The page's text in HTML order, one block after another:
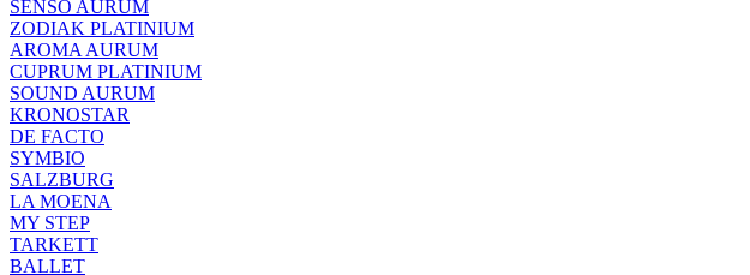
SENSO AURUM
ZODIAK PLATINIUM
AROMA AURUM
CUPRUM PLATINIUM
SOUND AURUM
KRONOSTAR
DE FACTO
SYMBIO
SALZBURG
LA MOENA
MY STEP
TARKETT
BALLET